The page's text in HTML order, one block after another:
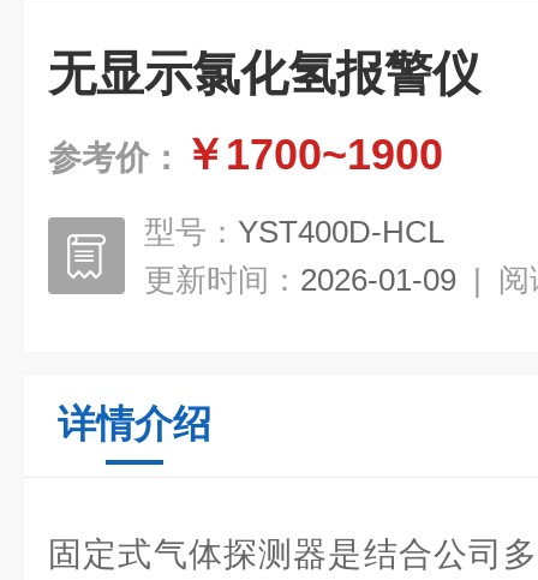
无显示氯化氢报警仪
参考价： ￥1700~1900
型号： YST400D-HCL
更新时间： 2026-01-09 | 阅
详情介绍
固定式气体探测器是结合公司